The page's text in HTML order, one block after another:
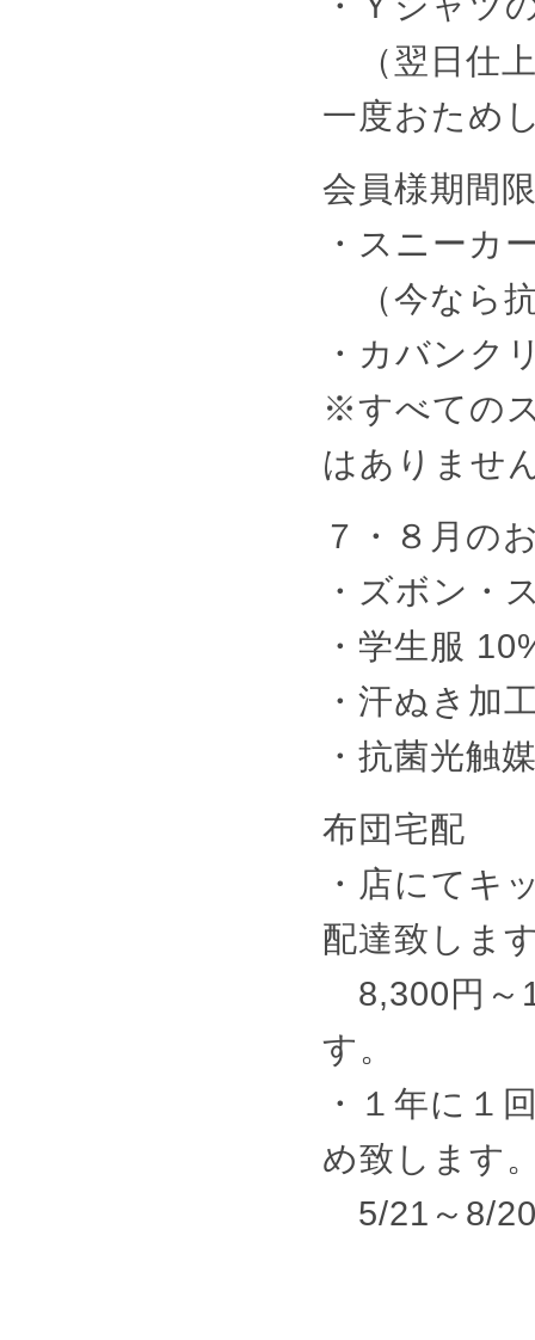
（翌日仕
一度おため
会員様期間
・スニーカ
（今なら
・カバン
※すべての
はありませ
７・８月の
・ズボン・
・学生服
・汗ぬき加
・抗菌光触
布団宅配
・店にてキ
配達致しま
8,300円～
す。
・１年に１
め致します
5/21～8/